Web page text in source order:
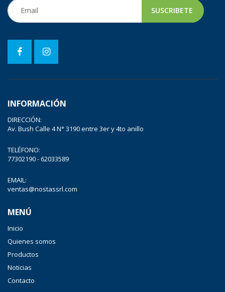
INFORMACIÓN
DIRECCIÓN:
Av. Bush Calle 4 N° 3190 entre 3er y 4to anillo
TELÉFONO:
77302190 - 62033589
EMAIL:
ventas@nostassrl.com
MENÚ
Inicio
Quienes somos
Productos
Noticias
Contacto